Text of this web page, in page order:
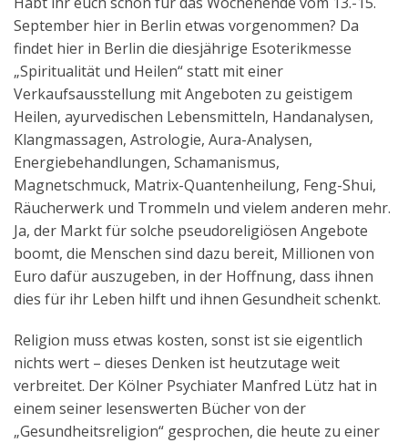
Termine
Aktuelles
Kontakt
English
September hier in Berlin etwas vorgenommen? Da
findet hier in Berlin die diesjährige Esoterikmesse
„Spiritualität und Heilen“ statt mit einer
Verkaufsausstellung mit Angeboten zu geistigem
Heilen, ayurvedischen Lebensmitteln, Handanalysen,
Klangmassagen, Astrologie, Aura-Analysen,
Energiebehandlungen, Schamanismus,
Magnetschmuck, Matrix-Quantenheilung, Feng-Shui,
Räucherwerk und Trommeln und vielem anderen mehr.
Ja, der Markt für solche pseudoreligiösen Angebote
boomt, die Menschen sind dazu bereit, Millionen von
Euro dafür auszugeben, in der Hoffnung, dass ihnen
dies für ihr Leben hilft und ihnen Gesundheit schenkt.
Religion muss etwas kosten, sonst ist sie eigentlich
nichts wert – dieses Denken ist heutzutage weit
verbreitet. Der Kölner Psychiater Manfred Lütz hat in
einem seiner lesenswerten Bücher von der
„Gesundheitsreligion“ gesprochen, die heute zu einer